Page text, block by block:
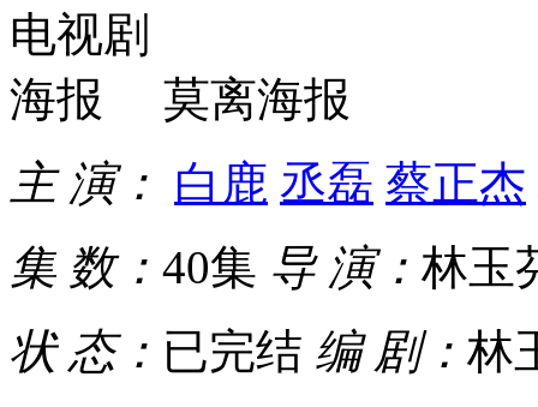
莫离海报
主 演： 白鹿 丞磊 蔡正杰
集 数： 40集 导 演： 林玉
状 态： 已完结 编 剧： 林